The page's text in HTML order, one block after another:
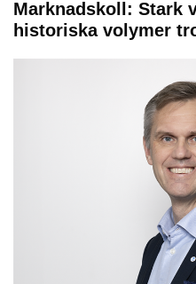
Marknadskoll: Stark
historiska volymer